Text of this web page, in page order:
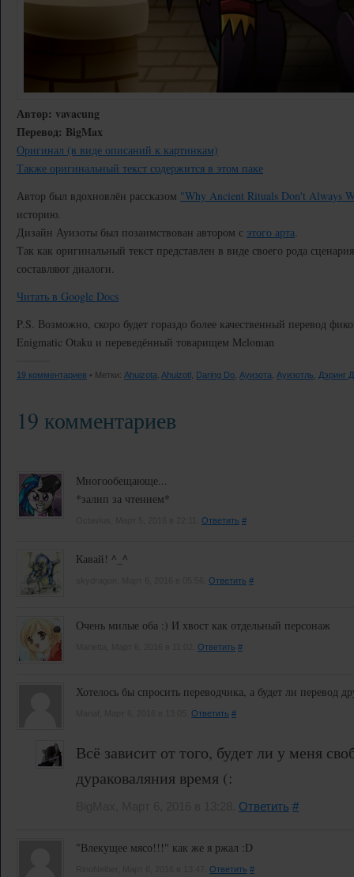
Автор: vavacung
Перевод: BigMax
Оригинал (в виде описаний к картинкам)
Также оригинальный текст содержится в этом паке
Автор был вдохновлён рассказом "Why Ancient Rituals Don't Always
историю.
Дизайн Ауизоты был позаимствован автором с этого арта
Так как оригинальный текст представлен в виде своего рода
составляют диалоги.
Читать в Google Docs
P.S. Возможно, скоро будет гораздо более качественный перевод
Enigmatic Otaku и переведённый товарищем Meloman
19 комментариев • Метки: Ahuizota Ahuizotl Daring Do Ауизота Ауизотль Дэринг
19 комментариев
Многообещающе...
*залип за чтением*
Ответить #
Кавай! ^_^
Ответить #
Очень милые оба :) И хвост как отдельный персонаж
Ответить #
Хотелось бы спросить переводчика, а будет ли перевод
Ответить #
Всё зависит от того, будет ли у меня
дураковаляния время (:
Ответить #
"Влекущее мясо!!!" как же я ржал :D
Ответить #